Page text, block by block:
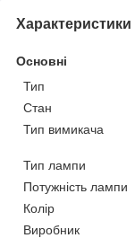
Характеристики
Основні
Тип
Стан
Тип вимикача
Тип лампи
Потужність лампи
Колір
Виробник